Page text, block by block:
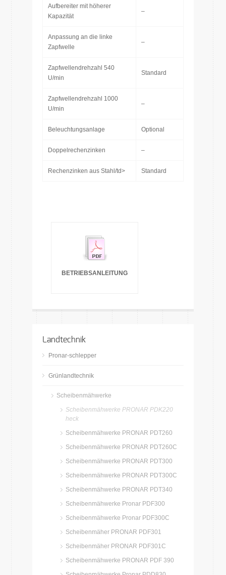
Aufbereiter mit höherer
Kapazität
–
Anpassung an die linke
Zapfwelle
–
Zapfwellendrehzahl 540
U/min
Standard
Zapfwellendrehzahl 1000
U/min
–
Beleuchtungsanlage Optional
Doppelrechenzinken –
Rechenzinken aus Stahl/td> Standard
BETRIEBSANLEITUNG
Landtechnik
Pronar-schlepper
Grünlandtechnik
Scheibenmähwerke
Scheibenmähwerke PRONAR PDK220
heck
Scheibenmähwerke PRONAR PDT260
Scheibenmähwerke PRONAR PDT260C
Scheibenmähwerke PRONAR PDT300
Scheibenmähwerke PRONAR PDT300C
Scheibenmähwerke PRONAR PDT340
Scheibenmähwerke Pronar PDF300
Scheibenmähwerke Pronar PDF300C
Scheibenmäher PRONAR PDF301
Scheibenmäher PRONAR PDF301C
Scheibenmähwerke PRONAR PDF 390